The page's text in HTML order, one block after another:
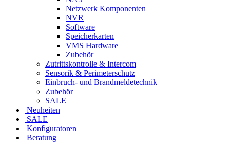
Netzwerk Komponenten
NVR
Software
Speicherkarten
VMS Hardware
Zubehör
Zutrittskontrolle & Intercom
Sensorik & Perimeterschutz
Einbruch- und Brandmeldetechnik
Zubehör
SALE
Neuheiten
SALE
Konfiguratoren
Beratung